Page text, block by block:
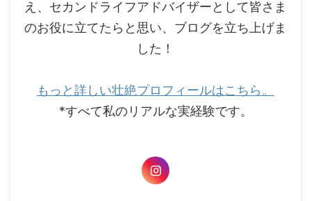
え、セカンドライフアドバイザーとして皆さま
のお役に立てたらと思い、ブログを立ち上げま
した！
もっと詳しい壮絶プロフィールはこちら。
*すべて私のリアルな実経験です。